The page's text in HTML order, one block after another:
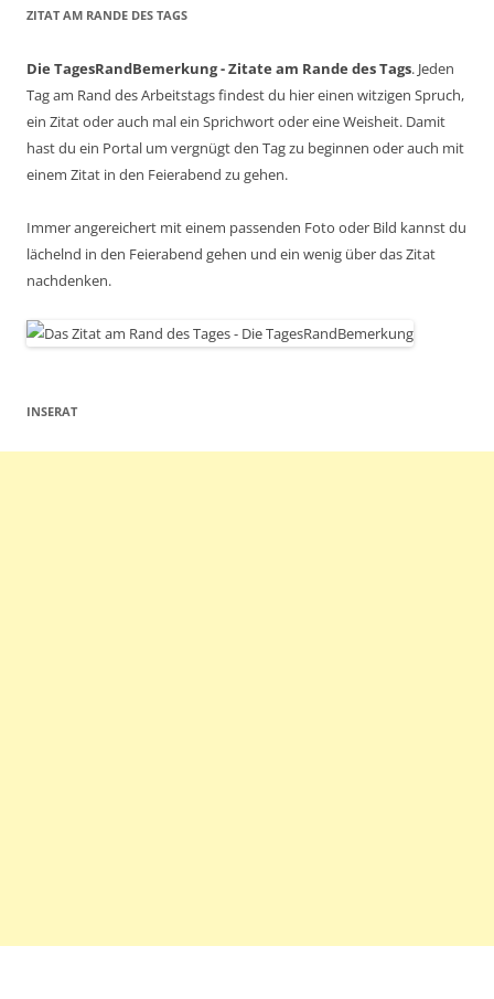
ZITAT AM RANDE DES TAGS
Die TagesRandBemerkung - Zitate am Rande des Tags. Jeden
Tag am Rand des Arbeitstags findest du hier einen witzigen Spruch,
ein Zitat oder auch mal ein Sprichwort oder eine Weisheit. Damit
hast du ein Portal um vergnügt den Tag zu beginnen oder auch mit
einem Zitat in den Feierabend zu gehen.
Immer angereichert mit einem passenden Foto oder Bild kannst du
lächelnd in den Feierabend gehen und ein wenig über das Zitat
nachdenken.
INSERAT